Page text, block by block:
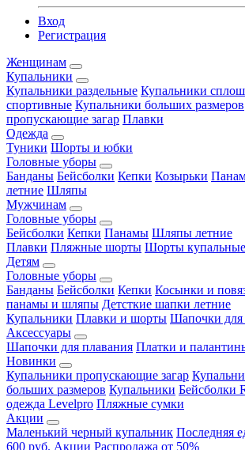
Вход
Регистрация
Женщинам
Купальники
Купальники раздельные Купальники
спортивные Купальники больших размеров
пропускающие загар Плавки
Одежда
Туники Шорты и юбки
Головные уборы
Банданы Бейсболки Кепки Козырьки
летние Шляпы
Мужчинам
Головные уборы
Бейсболки Кепки Панамы Шляпы летние
Плавки Пляжные шорты Шорты купальные
Детям
Головные уборы
Банданы Бейсболки Кепки Косынки и
панамы и шляпы Детсткие шапки летние
Купальники Плавки и шорты Шапочки для
Аксессуары
Шапочки для плавания Платки и
Новинки
Купальники пропускающие загар
больших размеров Купальники Бейсболки
одежда Levelpro Пляжные сумки
Акции
Маленький черный купальник Последняя
600 руб. Акции Распродажа от 50%